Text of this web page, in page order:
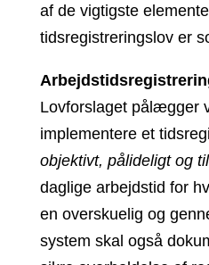
af de vigtigste
tidsregistreringslov er
Lovforslaget pålægger
implementere et
objektivt, pålideligt og
daglige arbejdstid for
en overskuelig og
system skal også